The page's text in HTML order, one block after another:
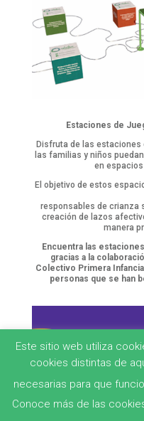
Estaciones de
Disfruta de las estaciones
las familias y niños
en
El objetivo de estos
responsables de crianza
creación de lazos
manera
Encuentra las
gracias a la
Colectivo Primera
personas que se han
Este sitio web utiliza
cookies distintas de
necesarias para que
Conoce más de las